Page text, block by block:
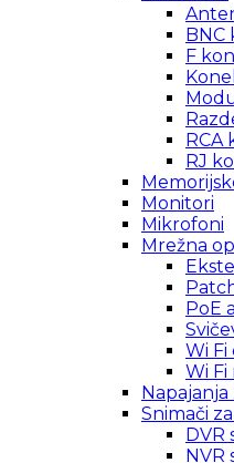
BNC
F
RCA
RJ
Monitori
Mikrofoni
Mrežna
PoE
Wi
Wi
Snimači
DVR
NVR